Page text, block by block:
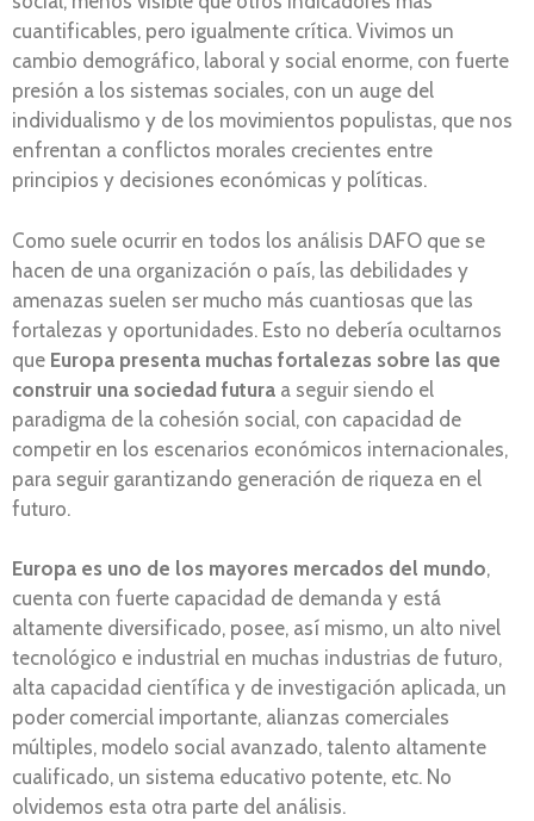
cuantificables, pero igualmente crítica. Vivimos un
cambio demográfico, laboral y social enorme, con fuerte
presión a los sistemas sociales, con un auge del
individualismo y de los movimientos populistas, que nos
enfrentan a conflictos morales crecientes entre
principios y decisiones económicas y políticas.
Como suele ocurrir en todos los análisis DAFO que se
hacen de una organización o país, las debilidades y
amenazas suelen ser mucho más cuantiosas que las
fortalezas y oportunidades. Esto no debería ocultarnos
que Europa presenta muchas fortalezas sobre las que
construir una sociedad futura a seguir siendo el
paradigma de la cohesión social, con capacidad de
competir en los escenarios económicos internacionales,
para seguir garantizando generación de riqueza en el
futuro.
Europa es uno de los mayores mercados del mundo,
cuenta con fuerte capacidad de demanda y está
altamente diversificado, posee, así mismo, un alto nivel
tecnológico e industrial en muchas industrias de futuro,
alta capacidad científica y de investigación aplicada, un
poder comercial importante, alianzas comerciales
múltiples, modelo social avanzado, talento altamente
cualificado, un sistema educativo potente, etc. No
olvidemos esta otra parte del análisis.